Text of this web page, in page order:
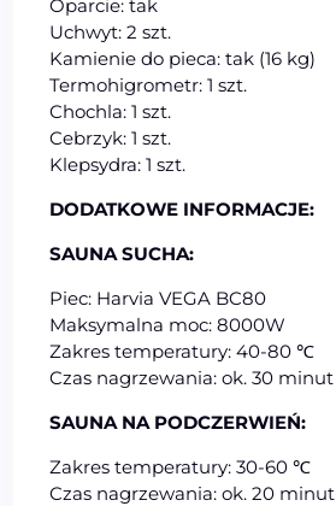
Oparcie: tak
Uchwyt: 2 szt.
Kamienie do pieca: tak (16 kg)
Termohigrometr: 1 szt.
Chochla: 1 szt.
Cebrzyk: 1 szt.
Klepsydra: 1 szt.
DODATKOWE INFORMACJE:
SAUNA SUCHA:
Piec: Harvia VEGA BC80
Maksymalna moc: 8000W
Zakres temperatury: 40-80 ℃
Czas nagrzewania: ok. 30 minut
SAUNA NA PODCZERWIEŃ:
Zakres temperatury: 30-60 ℃
Czas nagrzewania: ok. 20 minut